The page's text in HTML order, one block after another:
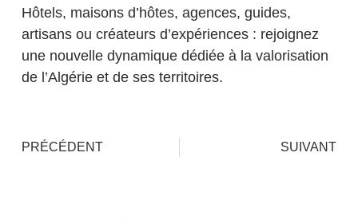
Hôtels, maisons d’hôtes, agences, guides,
artisans ou créateurs d’expériences : rejoignez
une nouvelle dynamique dédiée à la valorisation
de l’Algérie et de ses territoires.
PRÉCÉDENT SUIVANT